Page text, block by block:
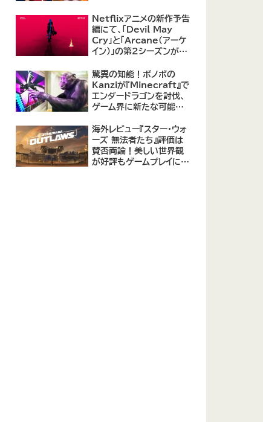
Netflixアニメの新作予告
編にて、「Devil May
Cry」と「Arcane（アーケ
イン）」の第2シーズンが紹
驚異の知能！ボノボの
Kanziが『Minecraft』で
エンダードラゴンを討伐、
ゲーム界に新たな可能性
海外レビュー『スター・ウォ
ーズ 無法者たち』評価は
賛否両論！美しい世界観
が好評もゲームプレイに課